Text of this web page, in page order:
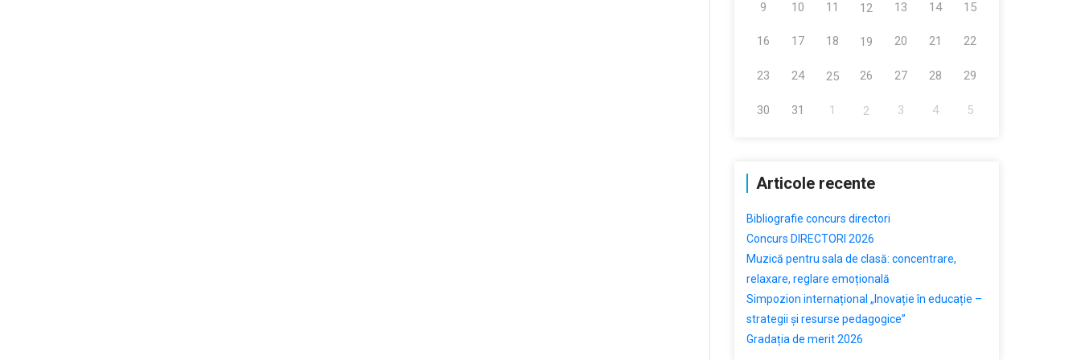
9 10 11 12 13 14 15
16 17 18 19 20 21 22
23 24 25 26 27 28 29
30 31 1 2 3 4 5
Articole recente
Bibliografie concurs directori
Concurs DIRECTORI 2026
Muzică pentru sala de clasă: concentrare,
relaxare, reglare emoțională
Simpozion internațional „Inovație în educație –
strategii și resurse pedagogice”
Gradația de merit 2026